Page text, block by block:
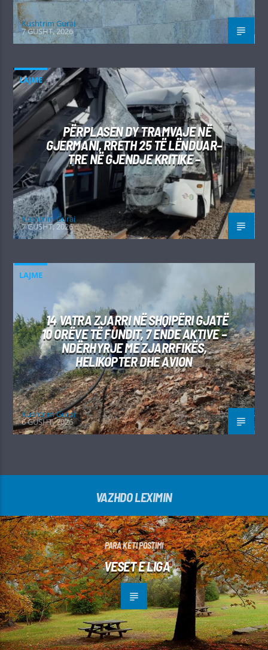
Kushtrim Guraj
7 GUSHT, 2026
LAJME
PËRPLASEN DY TRAMVAJE NË
GJERMANI, RRETH 25 TË LËNDUAR–
TRE NË GJENDJE KRITIKE –
Kushtrim Guraj
7 GUSHT, 2026
LAJME
14 VATRA ZJARRI NË SHQIPËRI GJATË
10 ORËVE TË FUNDIT, 7 ENDE AKTIVE –
NDËRHYRJE ME ZJARRFIKËS,
HELIKOPTER DHE AVION
Kushtrim Guraj
6 GUSHT, 2026
VAZHDO LEXIMIN
PARA KËTI POSTIMI
VESET E LIGA